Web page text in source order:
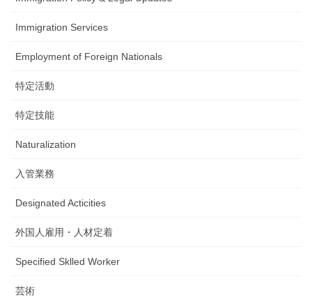
Immigration Services
Employment of Foreign Nationals
特定活動
特定技能
Naturalization
入管業務
Designated Acticities
外国人雇用・人材定着
Specified Sklled Worker
芸術